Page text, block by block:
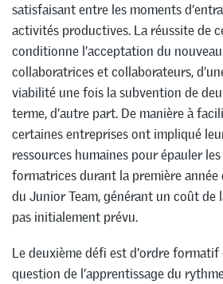
satisfaisant entre les moments
activités productives. La réussite de
conditionne l’acceptation du
collaboratrices et collaborateurs,
viabilité une fois la subvention de
terme, d’autre part. De manière à
certaines entreprises ont impliqué
ressources humaines pour épauler
formatrices durant la première
du Junior Team, générant un coût de
pas initialement prévu.
Le deuxième défi est d’ordre
question de l’apprentissage du